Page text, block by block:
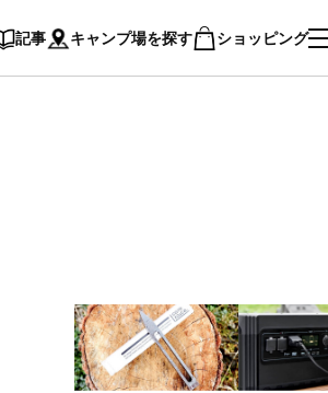
記事 キャンプ場を探す ショッピング